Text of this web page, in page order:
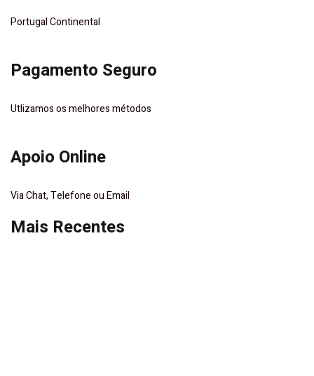
Portugal Continental
Pagamento Seguro
Utlizamos os melhores métodos
Apoio Online
Via Chat, Telefone ou Email
Mais Recentes